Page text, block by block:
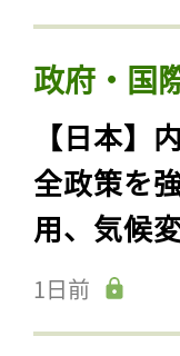
政府・国
【日本】
全政策を
用、気候
1日前